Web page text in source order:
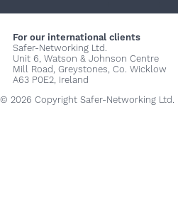
For our international clients
Safer-Networking Ltd.
Unit 6, Watson & Johnson Centre
Mill Road, Greystones, Co. Wicklow
A63 P0E2, Ireland
© 2026 Copyright Safer-Networking Ltd. |